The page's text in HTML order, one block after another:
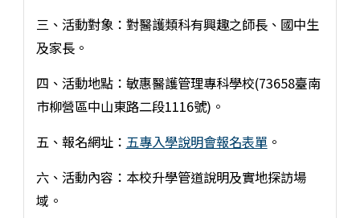
三、活動對象：對醫護類科有興趣之師長、國中生
及家長。
四、活動地點：敏惠醫護管理專科學校(73658臺南
市柳營區中山東路二段1116號)。
五、報名網址： 五專入學說明會報名表單。
六、活動內容：本校升學管道說明及實地探訪場
域。